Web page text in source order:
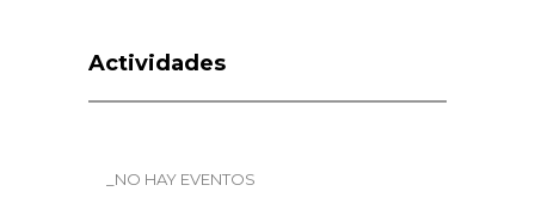
Actividades
_NO HAY EVENTOS